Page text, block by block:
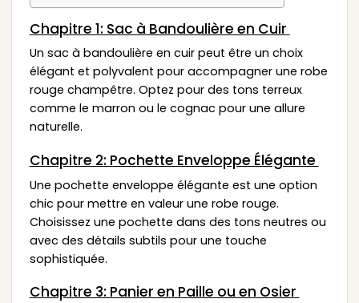
Chapitre 1: Sac à Bandoulière en Cuir
Un sac à bandoulière en cuir peut être un choix
élégant et polyvalent pour accompagner une robe
rouge champêtre. Optez pour des tons terreux
comme le marron ou le cognac pour une allure
naturelle.
Chapitre 2: Pochette Enveloppe Élégante
Une pochette enveloppe élégante est une option
chic pour mettre en valeur une robe rouge.
Choisissez une pochette dans des tons neutres ou
avec des détails subtils pour une touche
sophistiquée.
Chapitre 3: Panier en Paille ou en Osier